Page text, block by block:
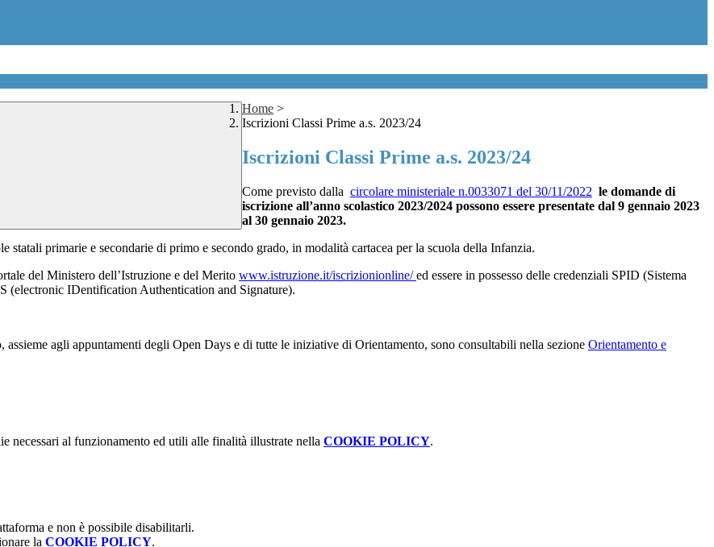
Home >
Iscrizioni Classi Prime a.s. 2023/24
Iscrizioni Classi Prime a.s. 2023/24
Come previsto dalla circolare ministeriale n.0033071 del 30/11/2022 le domande di
iscrizione all’anno scolastico 2023/2024 possono essere presentate dal 9 gennaio 2023
al 30 gennaio 2023.
statali primarie e secondarie di primo e secondo grado, in modalità cartacea per la scuola della Infanzia.
del Ministero dell’Istruzione e del Merito www.istruzione.it/iscrizionionline/ed essere in possesso delle credenziali SPID (Sistema
IDentification Authentication and Signature).
agli appuntamenti degli Open Days e di tutte le iniziative di Orientamento, sono consultabili nella sezione Orientamento e
necessari al funzionamento ed utili alle finalità illustrate nella COOKIE POLICY.
e non è possibile disabilitarli.
la COOKIE POLICY.